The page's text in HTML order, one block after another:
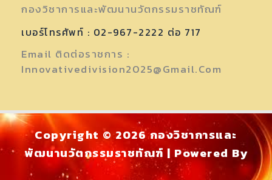
กองวิชาการและพัฒนานวัตกรรมราชทัณฑ์
เบอร์โทรศัพท์ : 02-967-2222 ต่อ 717
Email ติดต่อราชการ :
Innovativedivision2025@gmail.com
Copyright © 2026 กองวิชาการและ
พัฒนานวัตกรรมราชทัณฑ์ | Powered By